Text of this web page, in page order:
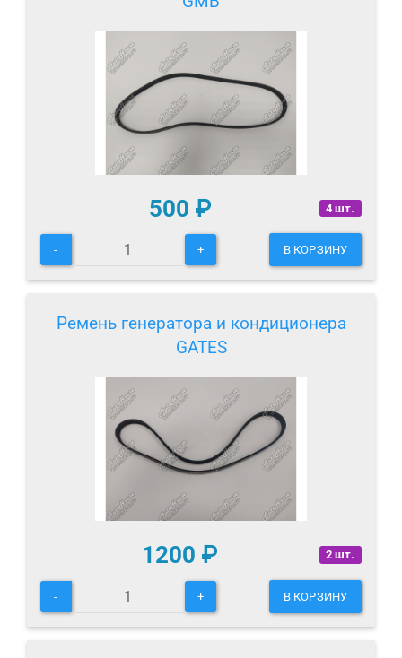
4 шт.
500 ₽
- + В КОРЗИНУ
Ремень генератора и кондиционера
GATES
2 шт.
1200 ₽
- + В КОРЗИНУ